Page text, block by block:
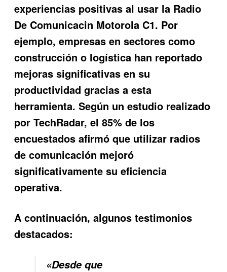
experiencias positivas al usar la Radio
De Comunicacin Motorola C1. Por
ejemplo, empresas en sectores como
construcción o logística han reportado
mejoras significativas en su
productividad gracias a esta
herramienta. Según un estudio realizado
por TechRadar, el 85% de los
encuestados afirmó que utilizar radios
de comunicación mejoró
significativamente su eficiencia
operativa.
A continuación, algunos testimonios
destacados:
«Desde que